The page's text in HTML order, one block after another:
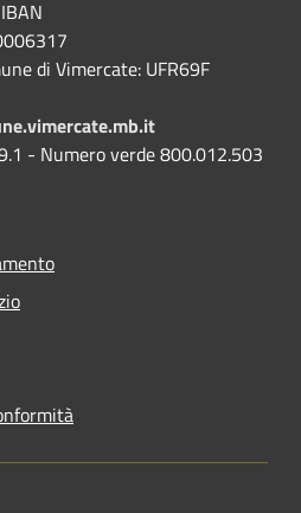
di Vimercate: UFR69F
- Numero verde 800.012.503